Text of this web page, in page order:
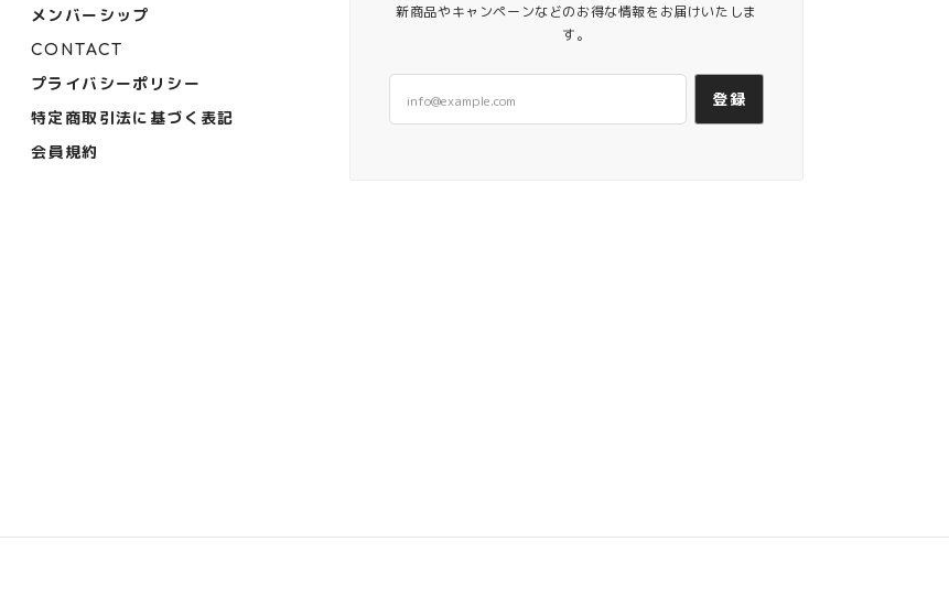
新商品やキャンペーンなどのお得な情報をお届けいたしま
す。
登録
メンバーシップ
CONTACT
プライバシーポリシー
特定商取引法に基づく表記
会員規約